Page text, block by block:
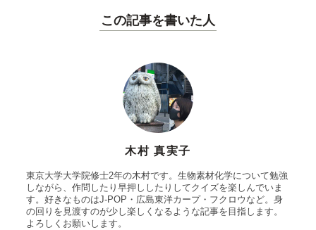
この記事を書いた人
木村 真実子
東京大学大学院修士2年の木村です。生物素材化学について勉強
しながら、作問したり早押ししたりしてクイズを楽しんでいま
す。好きなものはJ-POP・広島東洋カープ・フクロウなど。身
の回りを見渡すのが少し楽しくなるような記事を目指します。
よろしくお願いします。